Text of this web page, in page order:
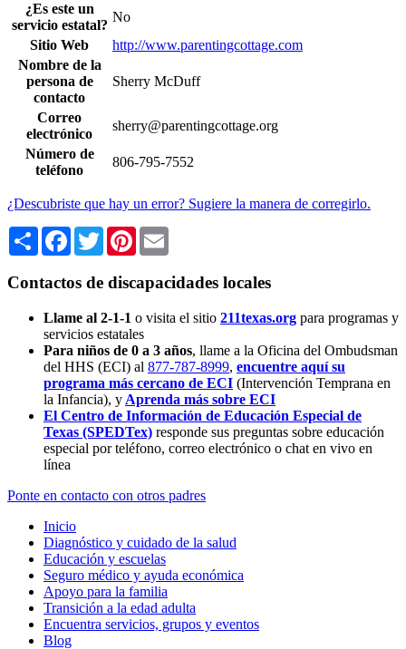
¿Es este un
servicio estatal?
No
Sitio Web
http://www.parentingcottage.com
Nombre de la
persona de
contacto
Sherry McDuff
Correo
electrónico
sherry@parentingcottage.org
Número de
teléfono
806-795-7552
¿Descubriste que hay un error? Sugiere la manera de corregirlo.
Share Facebook
TwitterPinterest
Contactos de discapacidades locales
Llame al 2-1-1 o visita el sitio 211texas.org para programas y
servicios estatales
Para niños de 0 a 3 años, llame a la Oficina del Ombudsman
del HHS (ECI) al 877-787-8999, encuentre aquí su
programa más cercano de ECI (Intervención Temprana en
la Infancia), y Aprenda más sobre ECI
El Centro de Información de Educación Especial de
Texas (SPEDTex) responde sus preguntas sobre educación
especial por teléfono, correo electrónico o chat en vivo en
línea
Ponte en contacto con otros padres
Inicio
Diagnóstico y cuidado de la salud
Educación y escuelas
Seguro médico y ayuda económica
Apoyo para la familia
Transición a la edad adulta
Encuentra servicios, grupos y eventos
Blog